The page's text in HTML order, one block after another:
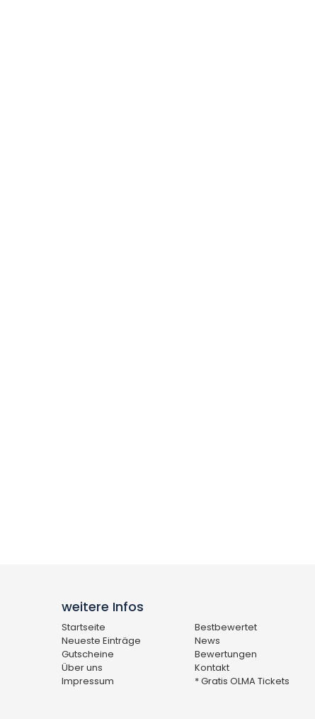
weitere Infos
Startseite
Bestbewertet
Neueste Einträge
News
Gutscheine
Bewertungen
Über uns
Kontakt
Impressum
* Gratis OLMA Tickets